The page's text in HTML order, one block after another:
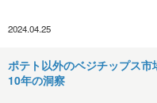
2024.04.25
ポテト以外のベジチップス
10年の洞察